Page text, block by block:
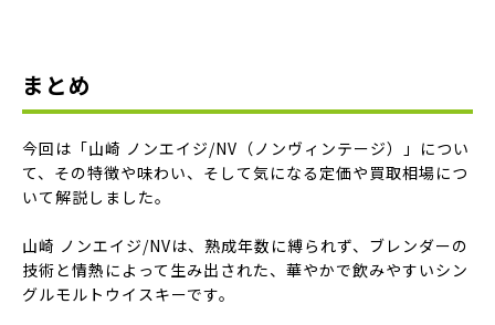
まとめ
今回は「山崎 ノンエイジ/NV（ノンヴィンテージ）」につい
て、その特徴や味わい、そして気になる定価や買取相場につ
いて解説しました。
山崎 ノンエイジ/NVは、熟成年数に縛られず、ブレンダーの
技術と情熱によって生み出された、華やかで飲みやすいシン
グルモルトウイスキーです。